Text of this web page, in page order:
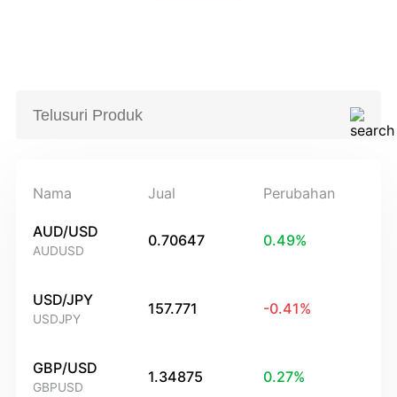
Nama Jual Perubahan
AUD/USD
AUDUSD
0.70647 0.49%
USD/JPY
USDJPY
157.771 -0.41%
GBP/USD
GBPUSD
1.34875 0.27%